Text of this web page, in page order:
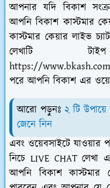
আপনার যদি বিকাশ
আপনি বিকাশ কাস্টমার
কাস্টমার কেয়ার লাইভ
লেখাটি
https://
পরে আপনি বিকাশ এর
আরো পড়ুনঃ ২ টি
জেনে নিন
এবং ওয়েবসাইটে যাওয়ার
নিচে LIVE CHAT লেখা
আপনি বিকাশ কাস্টমার